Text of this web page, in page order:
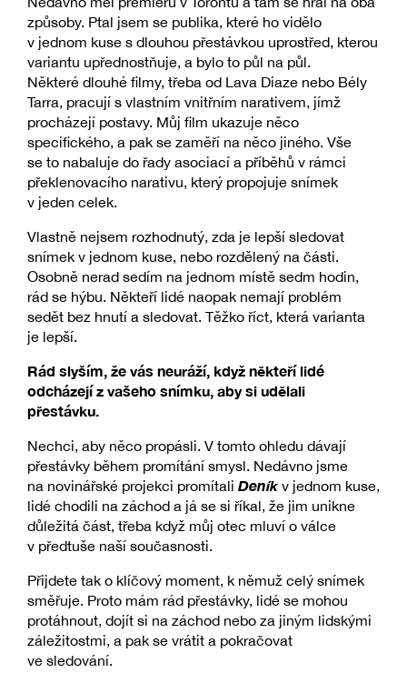
způsoby. Ptal jsem se publika, které ho vidělo
v jednom kuse s dlouhou přestávkou uprostřed, kterou
variantu upřednostňuje, a bylo to půl na půl.
Některé dlouhé filmy, třeba od Lava Diaze nebo Bély
Tarra, pracují s vlastním vnitřním narativem, jímž
procházejí postavy. Můj film ukazuje něco
specifického, a pak se zaměří na něco jiného. Vše
se to nabaluje do řady asociací a příběhů v rámci
překlenovacího narativu, který propojuje snímek
v jeden celek.
Vlastně nejsem rozhodnutý, zda je lepší sledovat
snímek v jednom kuse, nebo rozdělený na části.
Osobně nerad sedím na jednom místě sedm hodin,
rád se hýbu. Někteří lidé naopak nemají problém
sedět bez hnutí a sledovat. Těžko říct, která varianta
je lepší.
Rád slyším, že vás neuráží, když někteří lidé
odcházejí z vašeho snímku, aby si udělali
přestávku.
Nechci, aby něco propásli. V tomto ohledu dávají
přestávky během promítání smysl. Nedávno jsme
na novinářské projekci promítali Deník v jednom kuse,
lidé chodili na záchod a já se si říkal, že jim unikne
důležitá část, třeba když můj otec mluví o válce
v předtuše naší současnosti.
Přijdete tak o klíčový moment, k němuž celý snímek
směřuje. Proto mám rád přestávky, lidé se mohou
protáhnout, dojít si na záchod nebo za jiným lidskými
záležitostmi, a pak se vrátit a pokračovat
ve sledování.